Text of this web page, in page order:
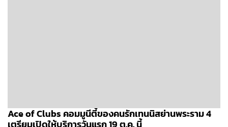
Ace of Clubs คอมมูนีตี้ของคนรักเทนนิสย่านพระราม 4
เตรียมเปิดให้บริการวันแรก 19 ต.ค. นี้